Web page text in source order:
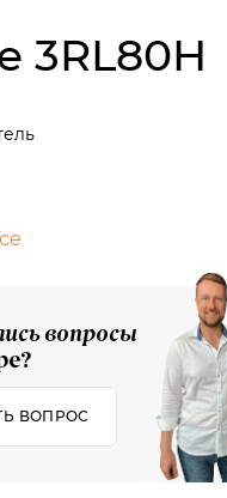
3RL80H
вопросы
ВОПРОС